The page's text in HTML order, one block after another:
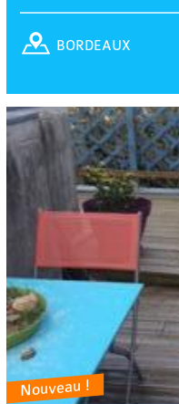
BORDEAUX
Nouveau !